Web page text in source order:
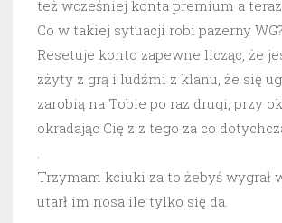
też wcześniej konta premium a teraz
Co w takiej sytuacji robi pazerny WG?
Resetuje konto zapewne licząc, że
zżyty z grą i ludźmi z klanu, że się
zarobią na Tobie po raz drugi, przy
okradając Cię z z tego za co
.
Trzymam kciuki za to żebyś wygrał
utarł im nosa ile tylko się da.